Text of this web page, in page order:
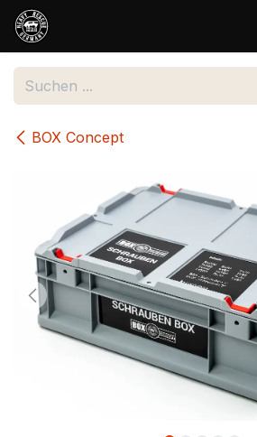
Zum Inhalt springen
BOX Concept